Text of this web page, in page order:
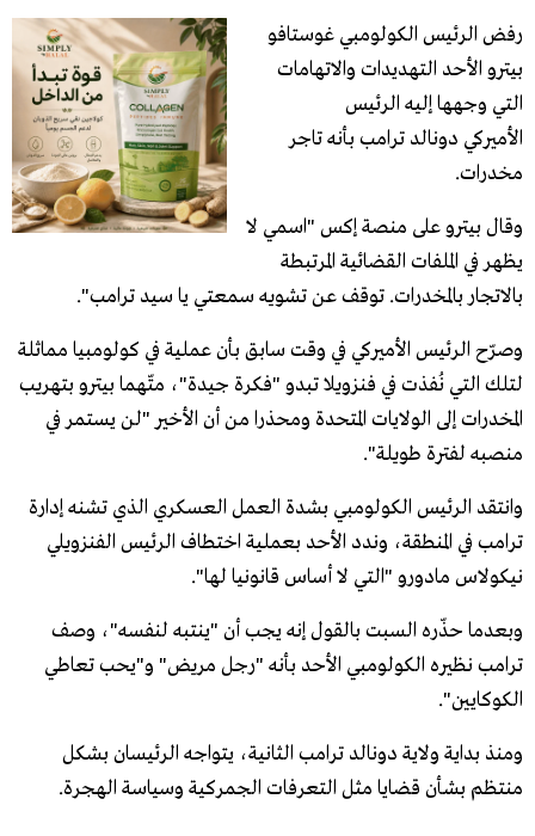
رفض الرئيس الكولومبي غوستافو
بيترو الأحد التهديدات والاتهامات
التي وجهها إليه الرئيس
الأميركي دونالد ترامب بأنه تاجر
مخدرات.
وقال بيترو على منصة إكس "اسمي لا
يظهر في الملفات القضائية المرتبطة
بالاتجار بالمخدرات. توقف عن تشويه سمعتي يا سيد ترامب".
وصرّح الرئيس الأميركي في وقت سابق بأن عملية في كولومبيا مماثلة
لتلك التي نُفذت في فنزويلا تبدو "فكرة جيدة"، متّهما بيترو بتهريب
المخدرات إلى الولايات المتحدة ومحذرا من أن الأخير "لن يستمر في
منصبه لفترة طويلة".
وانتقد الرئيس الكولومبي بشدة العمل العسكري الذي تشنه إدارة
ترامب في المنطقة، وندد الأحد بعملية اختطاف الرئيس الفنزويلي
نيكولاس مادورو "التي لا أساس قانونيا لها".
وبعدما حذّره السبت بالقول إنه يجب أن "ينتبه لنفسه"، وصف
ترامب نظيره الكولومبي الأحد بأنه "رجل مريض" و"يحب تعاطي
الكوكايين".
ومنذ بداية ولاية دونالد ترامب الثانية، يتواجه الرئيسان بشكل
منتظم بشأن قضايا مثل التعرفات الجمركية وسياسة الهجرة.